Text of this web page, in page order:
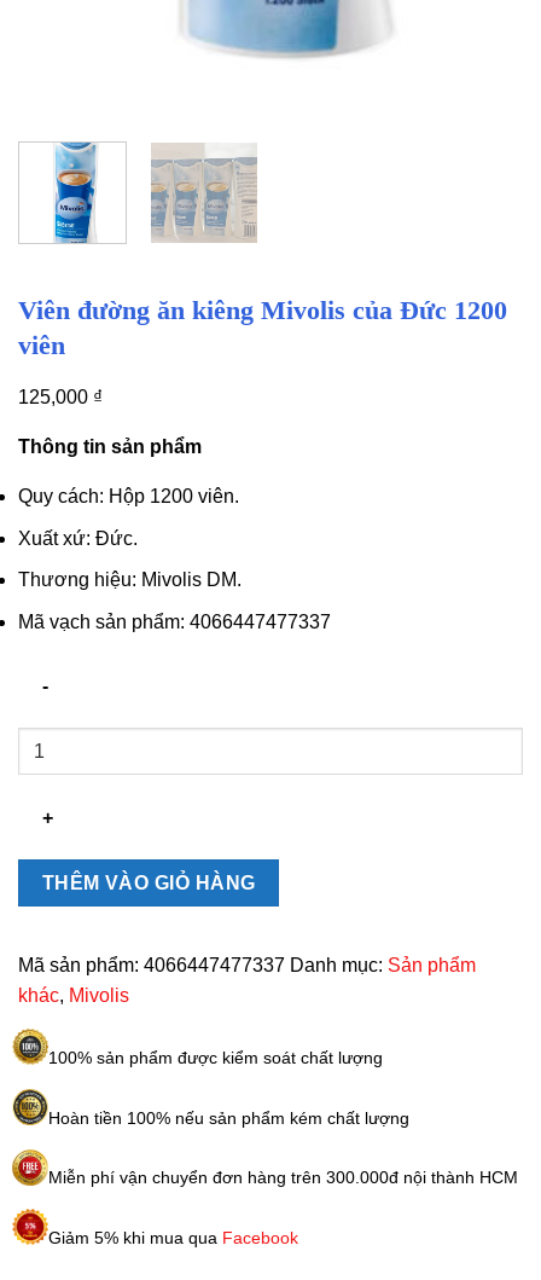
Viên đường ăn kiêng Mivolis của Đức 1200
viên
125,000 ₫
Thông tin sản phẩm
Quy cách: Hộp 1200 viên.
Xuất xứ: Đức.
Thương hiệu: Mivolis DM.
Mã vạch sản phẩm: 4066447477337
Viên
kiêng
của
Đức
viên
số
THÊM VÀO GIỎ HÀNG
Mã sản phẩm: 4066447477337 Danh mục: Sản phẩm
khác, Mivolis
100% sản phẩm được kiểm soát chất lượng
Hoàn tiền 100% nếu sản phẩm kém chất lượng
Miễn phí vận chuyển đơn hàng trên 300.000đ nội thành HCM
Giảm 5% khi mua qua Facebook